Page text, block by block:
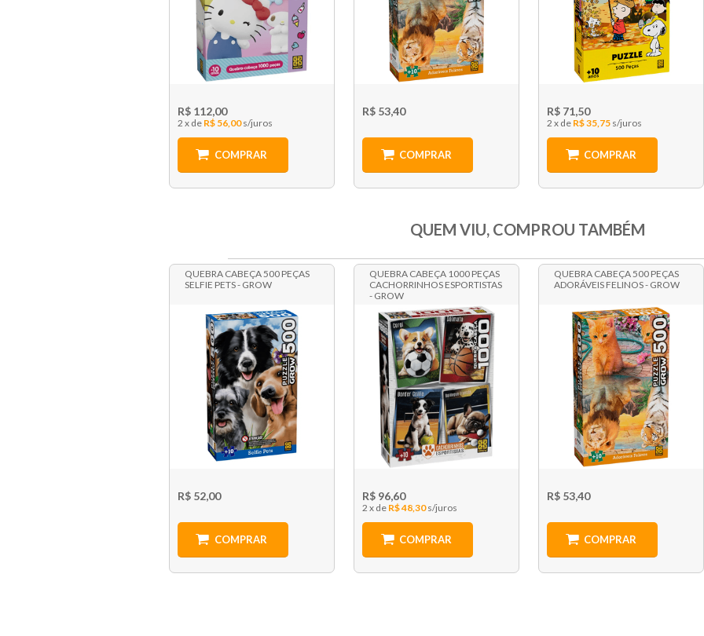
R$ 112,00
2 x R$ 56,00
COMPRAR
R$ 53,40
COMPRAR
R$ 71,50
2 x R$ 35,75
COMPRAR
QUEM VIU, COMPROU TAMBÉM
QUEBRA CABEÇA 500 PEÇAS
SELFIE PETS - GROW
R$ 52,00
COMPRAR
QUEBRA CABEÇA 1000 PEÇAS
CACHORRINHOS ESPORTISTAS
- GROW
R$ 96,60
2 x R$ 48,30
COMPRAR
QUEBRA CABEÇA 500 PEÇAS
ADORÁVEIS FELINOS - GROW
R$ 53,40
COMPRAR